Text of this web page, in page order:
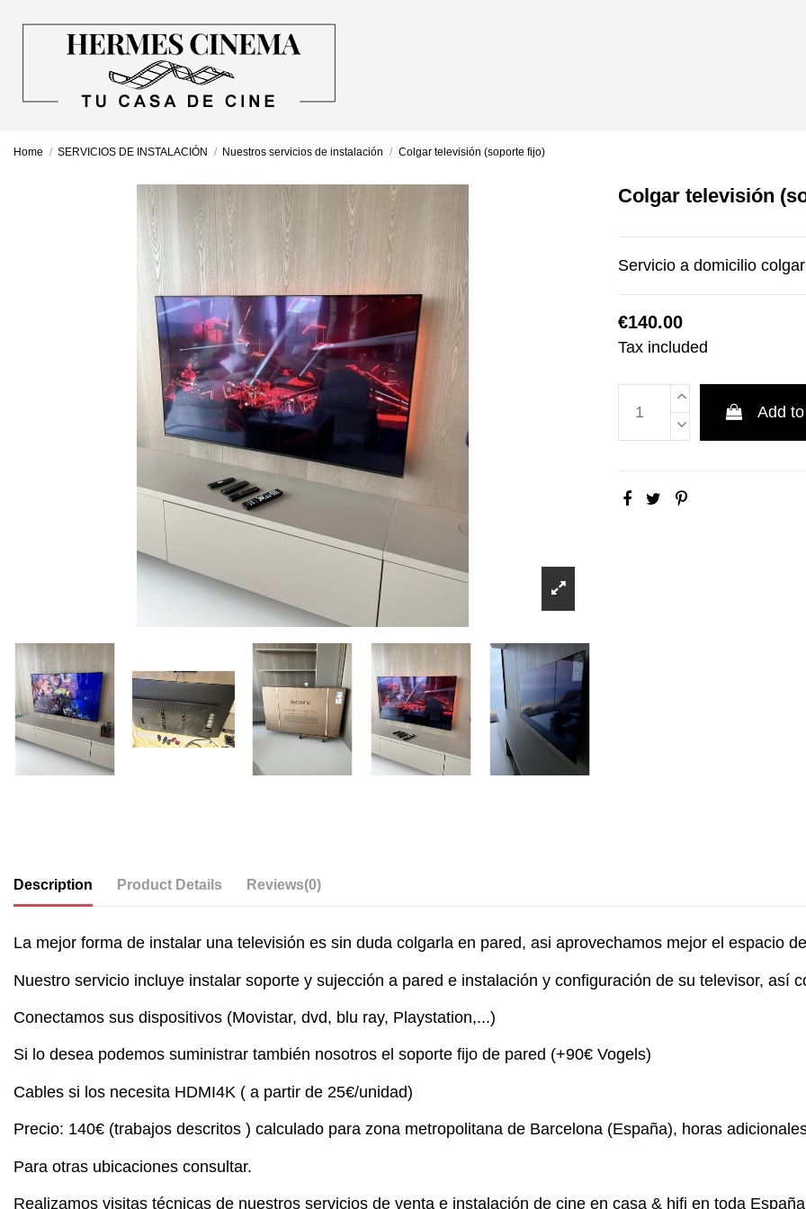
Home SERVICIOS DE INSTALACIÓN Nuestros servicios de instalación Colgar televisión (soporte fijo)
Colgar televisión
Servicio a domicilio
€140.00
Tax included
Add
Description Product Details Reviews(0)
La mejor forma de instalar una televisión es sin duda colgarla en pared, asi aprovechamos mejor el espacio
Nuestro servicio incluye instalar soporte y sujección a pared e instalación y configuración de su televisor, así
Conectamos sus dispositivos (Movistar, dvd, blu ray, Playstation,...)
Si lo desea podemos suministrar también nosotros el soporte fijo de pared (+90€ Vogels)
Cables si los necesita HDMI4K ( a partir de 25€/unidad)
Precio: 140€ (trabajos descritos ) calculado para zona metropolitana de Barcelona (España), horas
Para otras ubicaciones consultar.
Realizamos visitas técnicas de nuestros servicios de venta e instalación de cine en casa & hifi en toda